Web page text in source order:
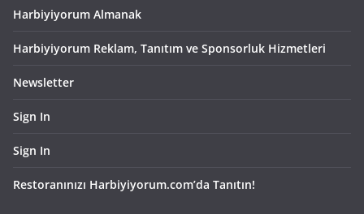
Harbiyiyorum Almanak
Harbiyiyorum Reklam, Tanıtım ve Sponsorluk Hizmetleri
Newsletter
Sign In
Sign In
Restoranınızı Harbiyiyorum.com’da Tanıtın!